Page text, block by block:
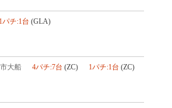
1パチ:1台 (GLA)
大船 4パチ:7台 (ZC) 1パチ:1台 (ZC)